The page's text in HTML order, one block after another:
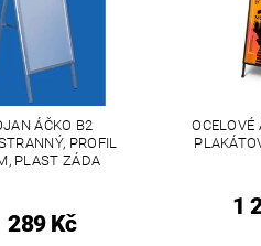
ÁČKO B2
PROFIL
PLAST ZÁDA
289 Kč
OCELOVÉ
1